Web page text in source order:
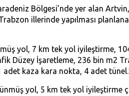
Bölgesi’nde yer alan
illerinde yapılması
yol, 7 km tek yol iyileştirme,
Düzey İşaretleme, 236 bin m2
kaza kara nokta, 4 adet
yol, 5 km tek yol iyileştirme